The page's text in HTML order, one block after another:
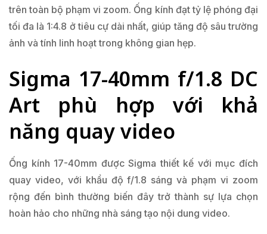
trên toàn bộ phạm vi zoom. Ống kính đạt tỷ lệ phóng đại
tối đa là 1:4.8 ở tiêu cự dài nhất, giúp tăng độ sâu trường
ảnh và tính linh hoạt trong không gian hẹp.
Sigma 17-40mm f/1.8 DC
Art phù hợp với khả
năng quay video
Ống kính 17-40mm được Sigma thiết kế với mục đích
quay video, với khẩu độ f/1.8 sáng và phạm vi zoom
rộng đến bình thường biến đây trở thành sự lựa chọn
hoàn hảo cho những nhà sáng tạo nội dung video.